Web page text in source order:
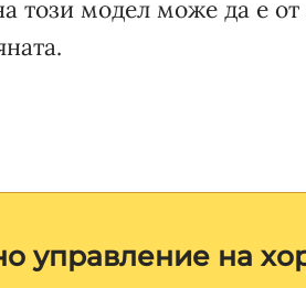
този модел може да е от
управление на